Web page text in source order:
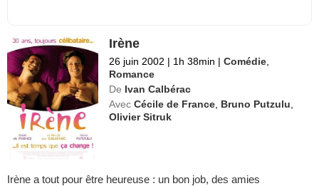
Irène
26 juin 2002 | 1h 38min | Comédie
Romance
De Ivan Calbérac
Avec Cécile de France Bruno Putzulu
Olivier Sitruk
Irène a tout pour être heureuse : un bon job, des amies